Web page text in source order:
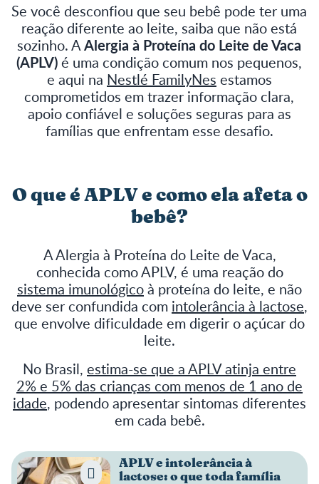
Se você desconfiou que seu bebê pode ter uma
reação diferente ao leite, saiba que não está
sozinho. AAlergia à Proteína do Leite de Vaca
(APLV)é uma condição comum nos pequenos,
e aqui na Nestlé FamilyNes estamos
comprometidos em trazer informação clara,
apoio confiável e soluções seguras para as
famílias que enfrentam esse desafio.
O que é APLV e como ela afeta o
bebê?
A Alergia à Proteína do Leite de Vaca,
conhecida como APLV, é uma reação do
sistema imunológicoà proteína do leite, e não
deve ser confundida com intolerância à lactose,
que envolve dificuldade em digerir o açúcar do
leite.
No Brasil, estima-se que a APLV atinja entre
2% e 5% das crianças com menos de 1 ano de
idade, podendo apresentar sintomas diferentes
em cada bebê.
APLV e intolerância à
lactose: o que toda família